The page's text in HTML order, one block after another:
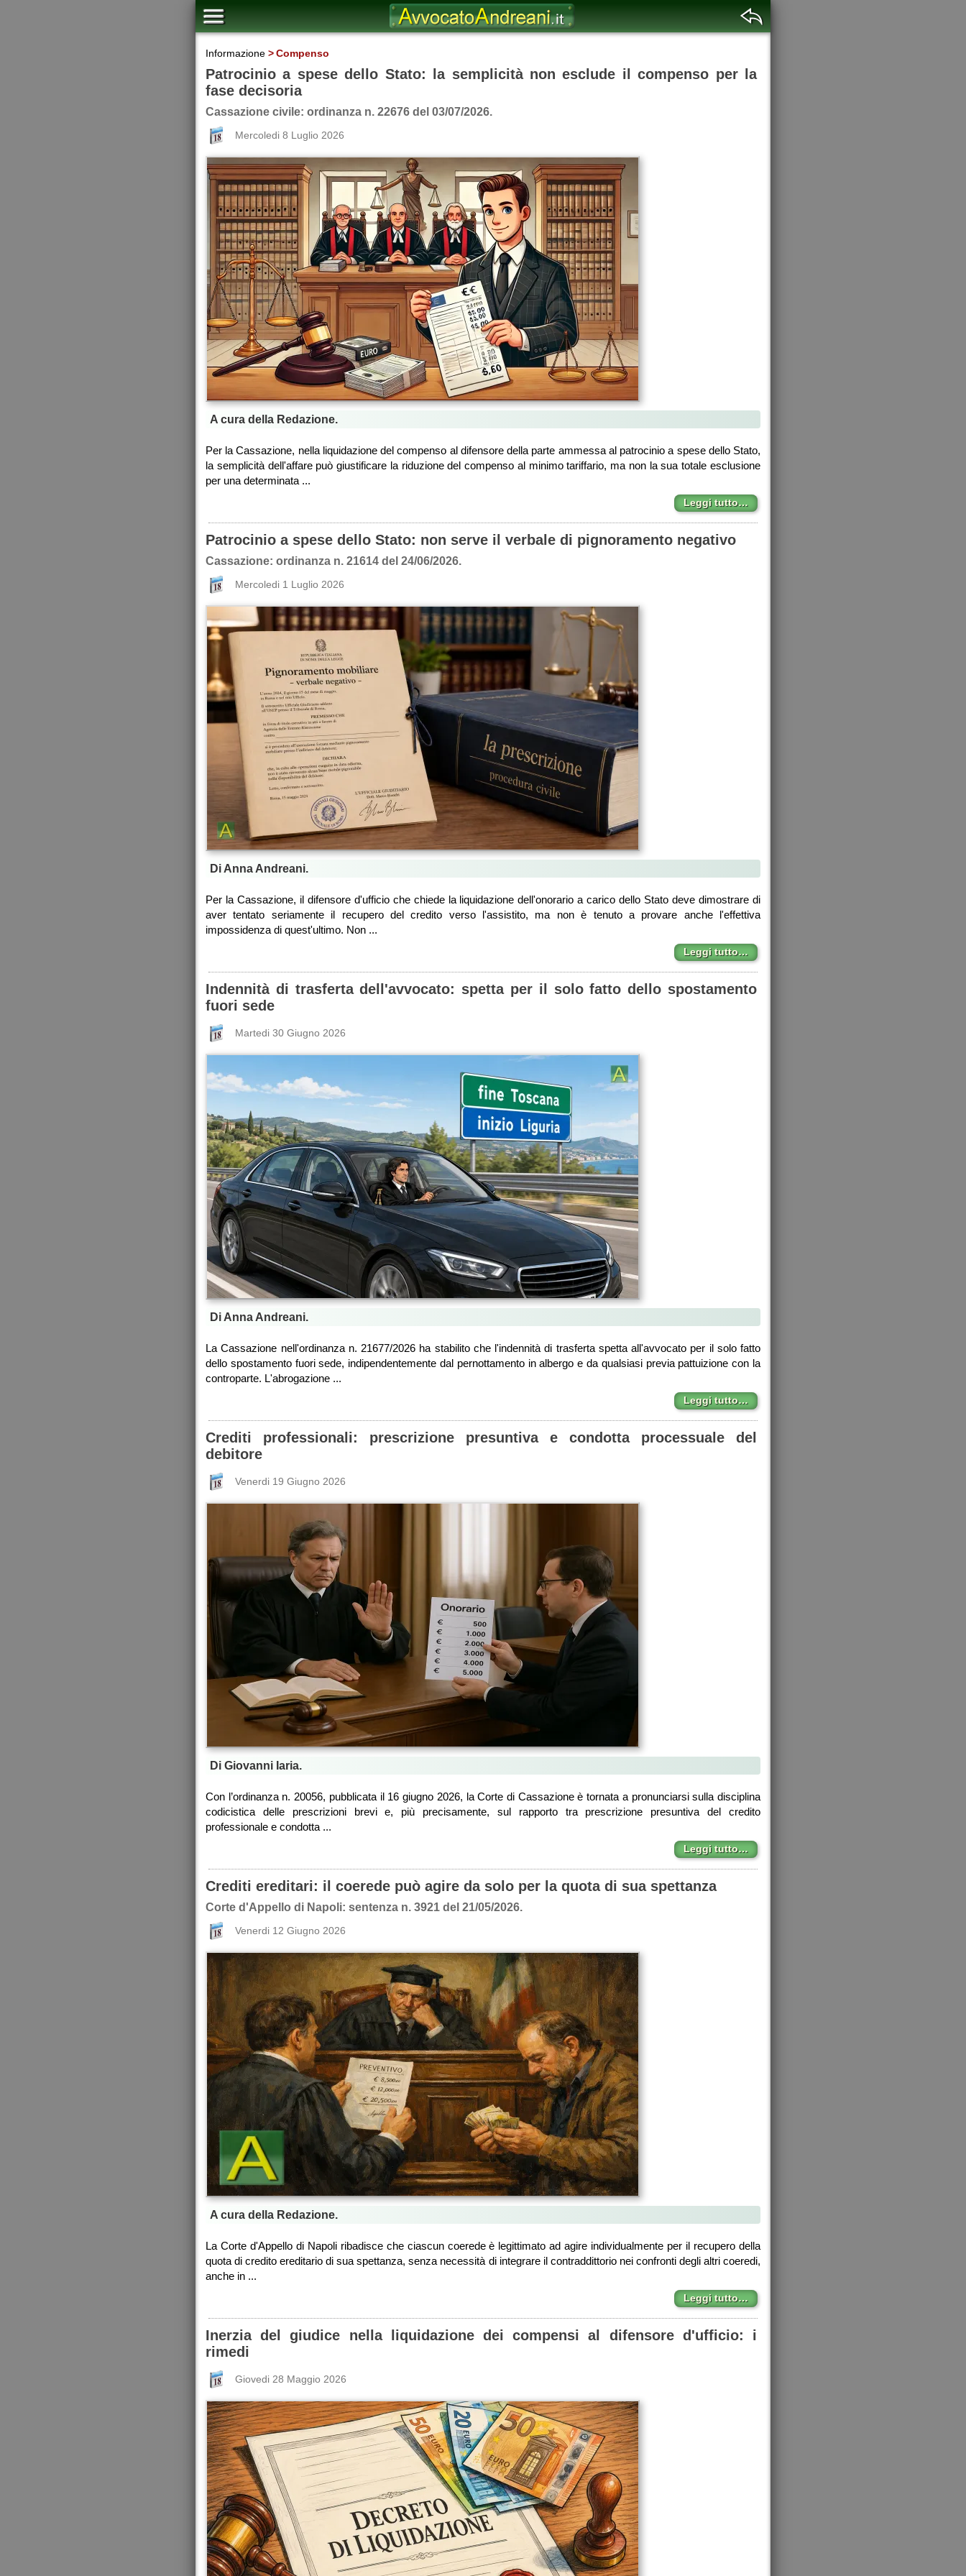
Informazione Compenso
Patrocinio a spese dello Stato: la semplicità non esclude il compenso per la
fase decisoria
Cassazione civile: ordinanza n. 22676 del 03/07/2026.
Mercoledi 8 Luglio 2026
A cura della Redazione.
Per la Cassazione, nella liquidazione del compenso al difensore della parte ammessa al patrocinio a spese dello Stato,
la semplicità dell'affare può giustificare la riduzione del compenso al minimo tariffario, ma non la sua totale esclusione
per una determinata ...
Leggi tutto…
Patrocinio a spese dello Stato: non serve il verbale di pignoramento negativo
Cassazione: ordinanza n. 21614 del 24/06/2026.
Mercoledi 1 Luglio 2026
Di Anna Andreani.
Per la Cassazione, il difensore d'ufficio che chiede la liquidazione dell'onorario a carico dello Stato deve dimostrare di
aver tentato seriamente il recupero del credito verso l'assistito, ma non è tenuto a provare anche l'effettiva
impossidenza di quest'ultimo. Non ...
Leggi tutto…
Indennità di trasferta dell'avvocato: spetta per il solo fatto dello spostamento
fuori sede
Martedi 30 Giugno 2026
Di Anna Andreani.
La Cassazione nell'ordinanza n. 21677/2026 ha stabilito che l'indennità di trasferta spetta all'avvocato per il solo fatto
dello spostamento fuori sede, indipendentemente dal pernottamento in albergo e da qualsiasi previa pattuizione con la
controparte. L'abrogazione ...
Leggi tutto…
Crediti professionali: prescrizione presuntiva e condotta processuale del
debitore
Venerdi 19 Giugno 2026
Di Giovanni Iaria.
Con l’ordinanza n. 20056, pubblicata il 16 giugno 2026, la Corte di Cassazione è tornata a pronunciarsi sulla disciplina
codicistica delle prescrizioni brevi e, più precisamente, sul rapporto tra prescrizione presuntiva del credito
professionale e condotta ...
Leggi tutto…
Crediti ereditari: il coerede può agire da solo per la quota di sua spettanza
Corte d'Appello di Napoli: sentenza n. 3921 del 21/05/2026.
Venerdi 12 Giugno 2026
A cura della Redazione.
La Corte d'Appello di Napoli ribadisce che ciascun coerede è legittimato ad agire individualmente per il recupero della
quota di credito ereditario di sua spettanza, senza necessità di integrare il contraddittorio nei confronti degli altri coeredi,
anche in ...
Leggi tutto…
Inerzia del giudice nella liquidazione dei compensi al difensore d'ufficio: i
rimedi
Giovedi 28 Maggio 2026